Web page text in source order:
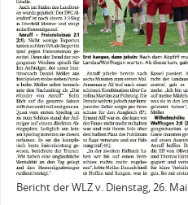
Bericht der WLZ v. Dienstag, 26. Mai